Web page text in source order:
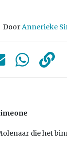
DoorAnnerieke
die het